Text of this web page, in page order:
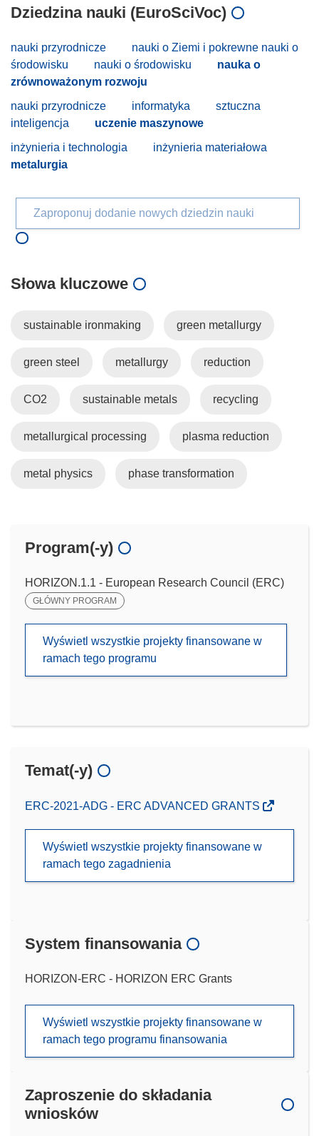
Dziedzina nauki (EuroSciVoc)
nauki przyrodnicze
nauki o Ziemi i pokrewne nauki o
środowisku
nauki o środowisku
nauka o
zrównoważonym rozwoju
nauki przyrodnicze
informatyka
sztuczna
inteligencja
uczenie maszynowe
inżynieria i technologia
inżynieria materiałowa
metalurgia
Zaproponuj dodanie nowych dziedzin nauki
Słowa kluczowe
sustainable ironmaking green metallurgy
green steel metallurgy reduction
CO2 sustainable metals recycling
metallurgical processing plasma reduction
metal physics phase transformation
Program(-y)
HORIZON.1.1 - European Research Council (ERC)
GŁÓWNY PROGRAM
Wyświetl wszystkie projekty finansowane w
ramach tego programu
Temat(-y)
ERC-2021-ADG - ERC ADVANCED GRANTS
Wyświetl wszystkie projekty finansowane w
ramach tego zagadnienia
System finansowania
HORIZON-ERC - HORIZON ERC Grants
Wyświetl wszystkie projekty finansowane w
ramach tego programu finansowania
Zaproszenie do składania
wniosków